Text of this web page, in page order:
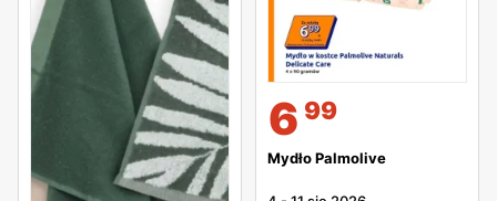
6 99
Mydło Palmolive